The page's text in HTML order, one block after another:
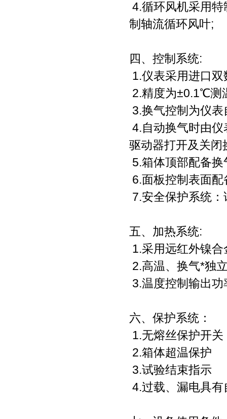
4.循环风机采用
制轴流循环风叶;
四、控制系统:
1.仪表采用进口
2.精度为±0.1℃测
3.换气控制为仪
4.自动换气时由
驱动器打开及关闭
5.箱体顶部配备
6.面板控制表面
7.安全保护系统
五、加热系统:
1.采用远红外镍
2.高温、换气*独
3.温度控制输出
六、保护系统：
1.无熔丝保护开
2.箱体超温保护
3.试验结束指示
4.过载、漏电具